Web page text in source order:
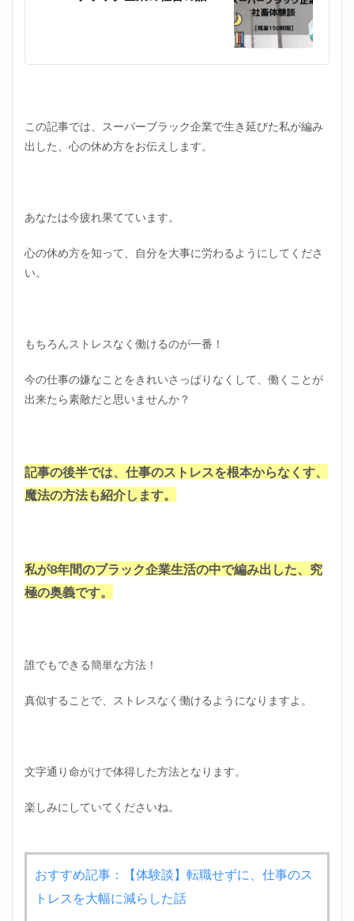
この記事では、スーパーブラック企業で生き延びた私が編み
出した、心の休め方をお伝えします。
あなたは今疲れ果てています。
心の休め方を知って、自分を大事に労わるようにしてくださ
い。
もちろんストレスなく働けるのが一番！
今の仕事の嫌なことをきれいさっぱりなくして、働くことが
出来たら素敵だと思いませんか？
記事の後半では、仕事のストレスを根本からなくす、
魔法の方法も紹介します。
私が8年間のブラック企業生活の中で編み出した、究
極の奥義です。
誰でもできる簡単な方法！
真似することで、ストレスなく働けるようになりますよ。
文字通り命がけで体得した方法となります。
楽しみにしていてくださいね。
おすすめ記事：【体験談】転職せずに、仕事のス
トレスを大幅に減らした話